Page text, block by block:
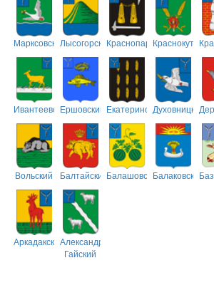
МарксовскийЛысогорскийКраснопартизанский
Краснокутский
ИвантеевскийЕршовский ЕкатериновскийДуховницкий
Вольский БалтайскийБалашовскийБалаковский
АркадакскийАлександрово-
Гайский